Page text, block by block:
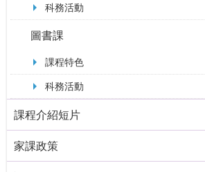
科務活動
圖書課
課程特色
科務活動
課程介紹短片
家課政策